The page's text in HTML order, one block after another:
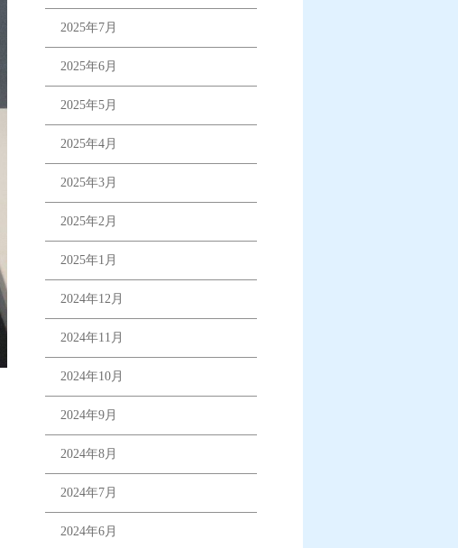
2025年7月
2025年6月
2025年5月
2025年4月
2025年3月
2025年2月
2025年1月
2024年12月
2024年11月
2024年10月
2024年9月
2024年8月
2024年7月
2024年6月